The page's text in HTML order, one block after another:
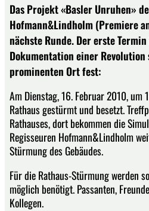
Das Projekt «Basler Unruhen»
Hofmann&Lindholm (Premiere
nächste Runde. Der erste
Dokumentation einer
prominenten Ort fest:
Am Dienstag, 16. Februar 2010, um
Rathaus gestürmt und besetzt.
Rathauses, dort bekommen die
Regisseuren Hofmann&Lindholm
Stürmung des Gebäudes.
Für die Rathaus-Stürmung werden
möglich benötigt. Passanten,
Kollegen.